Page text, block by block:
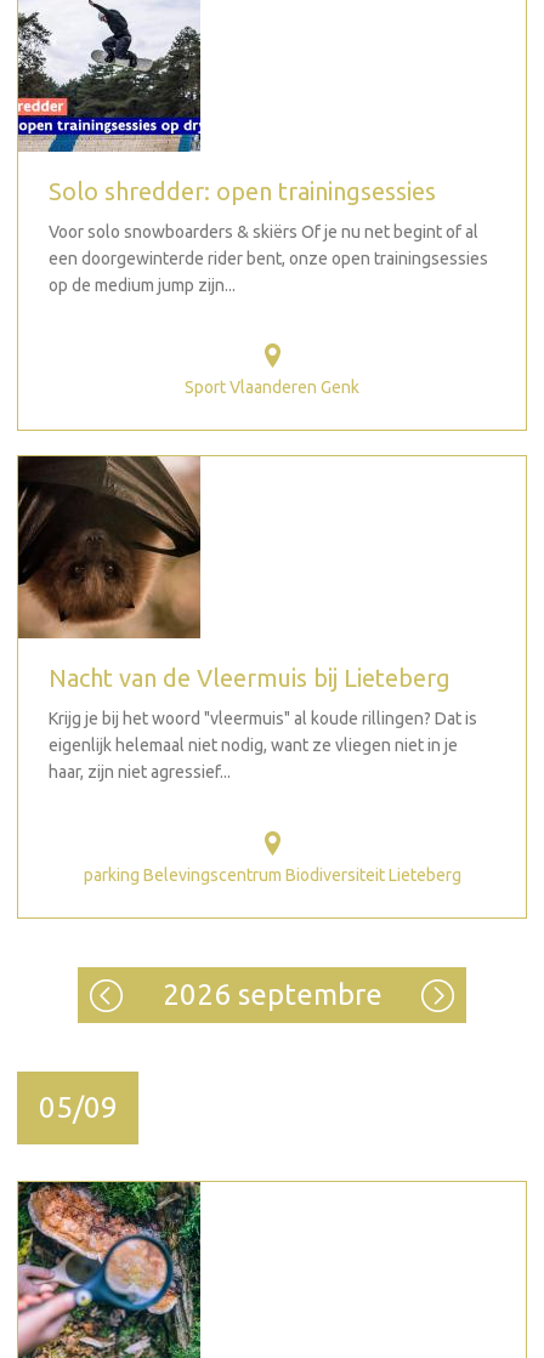
Solo shredder: open trainingsessies
Voor solo snowboarders & skiërs Of je nu net begint of al
een doorgewinterde rider bent, onze open trainingsessies
op de medium jump zijn...
Sport Vlaanderen Genk
Nacht van de Vleermuis bij Lieteberg
Krijg je bij het woord "vleermuis" al koude rillingen? Dat is
eigenlijk helemaal niet nodig, want ze vliegen niet in je
haar, zijn niet agressief...
parking Belevingscentrum Biodiversiteit Lieteberg
2026 septembre
05/09